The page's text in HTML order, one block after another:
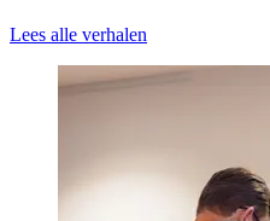
Lees alle verhalen